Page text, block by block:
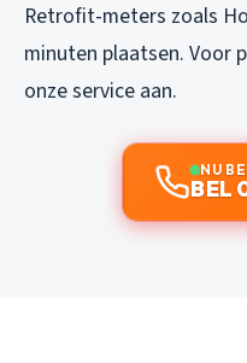
Retrofit-meters zoals
minuten plaatsen. Voor
onze service aan.
NU
BEL